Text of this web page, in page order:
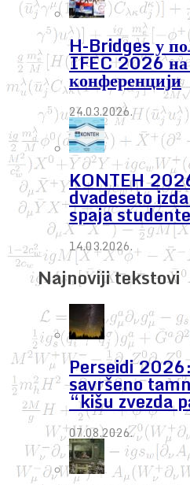
H-Bridges у
IFEC 2026
конференцији
24.03.2026.
KONTEH
dvadeseto
spaja
14.03.2026.
Najnoviji tekstovi
Perseidi
savršeno
“kišu zvezda
07.08.2026.